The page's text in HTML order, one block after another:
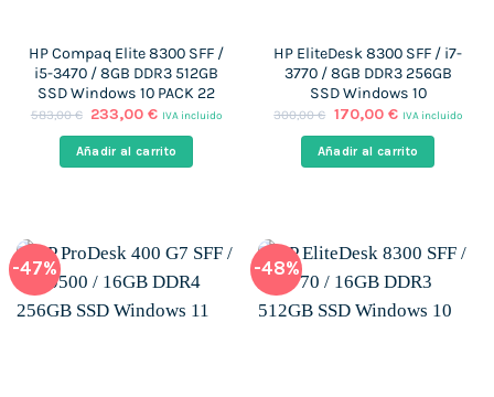
HP Compaq Elite 8300 SFF /
i5-3470 / 8GB DDR3 512GB
SSD Windows 10 PACK 22
583,00€ El
original
era:
233,00€El
actual
es:
IVA incluido
Añadir al carrito
HP EliteDesk 8300 SFF / i7-
3770 / 8GB DDR3 256GB
SSD Windows 10
300,00€ El
original
era:
170,00 €El
actual
es:
IVA incluido
Añadir al carrito
-47% -48%